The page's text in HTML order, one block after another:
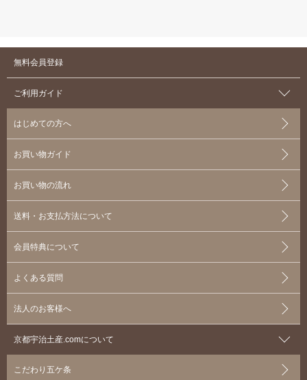
無料会員登録
ご利用ガイド
はじめての方へ
お買い物ガイド
お買い物の流れ
送料・お支払方法について
会員特典について
よくある質問
法人のお客様へ
京都宇治土産.comについて
こだわり五ケ条